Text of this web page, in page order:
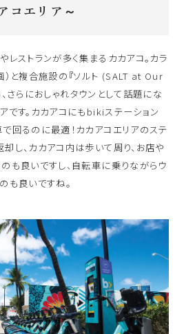
コエリア～
レストランが多く集まるカカアコ。カラ
）と複合施設の『ソルト (SALT at Our
さらにおしゃれタウンとして話題にな
です。カカアコにもbikiステーション
回るのに最適！カカアコエリアのステ
し、カカアコ内は歩いて周り、お店や
も良いですし、自転車に乗りながらウ
も良いですね。